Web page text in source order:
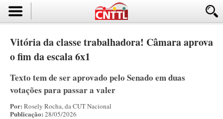
Vitória da classe trabalhadora! Câmara aprova
o fim da escala 6x1
Texto tem de ser aprovado pelo Senado em duas
votações para passar a valer
Por: Rosely Rocha, da CUT Nacional
Publicação: 28/05/2026